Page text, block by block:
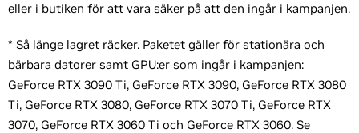
eller i butiken för att vara säker på att den ingår i kampanjen.
* Så länge lagret räcker. Paketet gäller för stationära och
bärbara datorer samt GPU:er som ingår i kampanjen:
GeForce RTX 3090 Ti, GeForce RTX 3090, GeForce RTX 3080
Ti, GeForce RTX 3080, GeForce RTX 3070 Ti, GeForce RTX
3070, GeForce RTX 3060 Ti och GeForce RTX 3060. Se